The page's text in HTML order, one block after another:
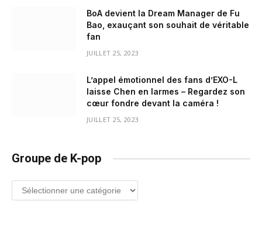
BoA devient la Dream Manager de Fu
Bao, exauçant son souhait de véritable
fan
JUILLET 25, 2023
L’appel émotionnel des fans d’EXO-L
laisse Chen en larmes – Regardez son
cœur fondre devant la caméra !
JUILLET 25, 2023
Groupe de K-pop
Groupe
de